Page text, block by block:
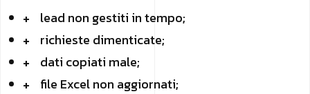
lead non gestiti in tempo;
richieste dimenticate;
dati copiati male;
file Excel non aggiornati;